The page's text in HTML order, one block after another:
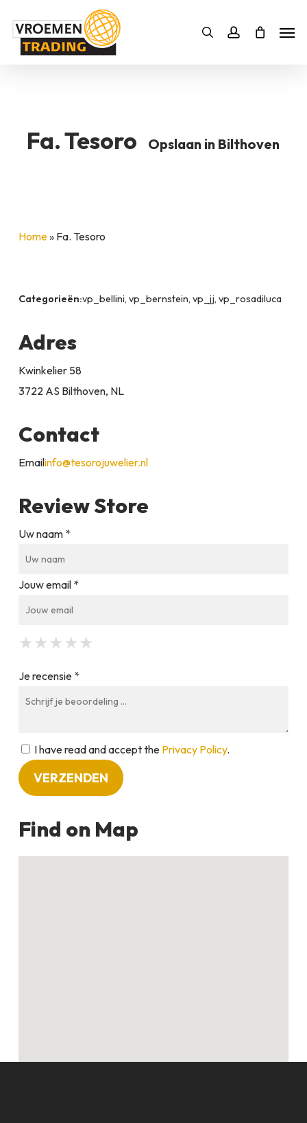
Zoekenaccount
Bestelling SLUITEN
Fa. Tesoro Opslaan in Bilthoven
Home» Fa. Tesoro
Categorieën:vp_bellini, vp_bernstein, vp_jj, vp_rosadiluca
Adres
Kwinkelier 58
3722 AS Bilthoven, NL
Contact
Emailinfo@tesorojuwelier.nl
Review Store
Uw naam *
Jouw email *
★
★ ★
★ ★ ★
★ ★ ★ ★
★ ★ ★ ★ ★
Je recensie *
I have read and accept the Privacy Policy.
Find on Map